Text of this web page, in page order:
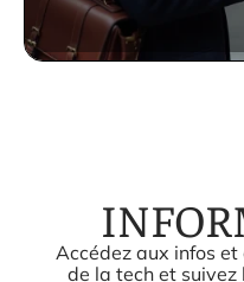
Accédez aux infos
de la tech et suivez